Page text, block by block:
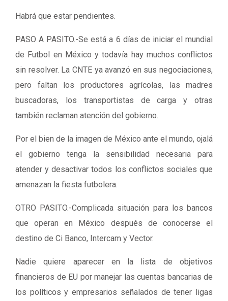
Habrá que estar pendientes.
PASO A PASITO.-Se está a 6 días de iniciar el mundial
de Futbol en México y todavía hay muchos conflictos
sin resolver. La CNTE ya avanzó en sus negociaciones,
pero faltan los productores agrícolas, las madres
buscadoras, los transportistas de carga y otras
también reclaman atención del gobierno.
Por el bien de la imagen de México ante el mundo, ojalá
el gobierno tenga la sensibilidad necesaria para
atender y desactivar todos los conflictos sociales que
amenazan la fiesta futbolera.
OTRO PASITO.-Complicada situación para los bancos
que operan en México después de conocerse el
destino de Ci Banco, Intercam y Vector.
Nadie quiere aparecer en la lista de objetivos
financieros de EU por manejar las cuentas bancarias de
los políticos y empresarios señalados de tener ligas